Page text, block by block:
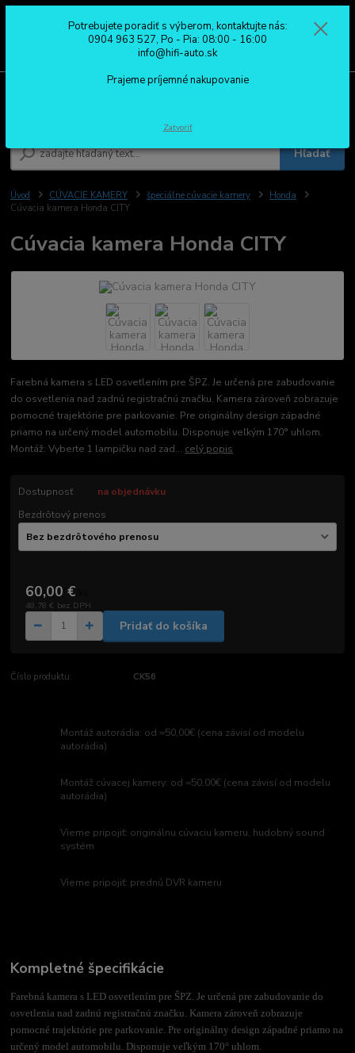
Hľadať
0904 963 527
Po - Pia: 08:00 - 16:00
Úvod CÚVACIE KAMERY špeciálne cúvacie kamery
Honda
Cúvacia kamera Honda CITY
Cúvacia kamera Honda CITY
Farebná kamera s LED osvetlením pre ŠPZ. Je určená pre zabudovanie
do osvetlenia nad zadnú registračnú značku. Kamera zároveň zobrazuje
pomocné trajektórie pre parkovanie. Pre originálny design západné
priamo na určený model automobilu. Disponuje veľkým 170° uhlom.
Montáž: Vyberte 1 lampičku nad zad... celý popis
Dostupnosť
na objednávku
Bezdrôtový prenos
60,00 €
48,78 € bez DPH
Pridať do košíka
Číslo produktu: CK56
Montáž autorádia: od =50,00€ (cena závisí od modelu
autorádia)
Montáž cúvacej kamery: od =50,00€ (cena závisí od modelu
autorádia)
Vieme pripojiť: originálnu cúvaciu kameru, hudobný sound
systém
Vieme pripojiť: prednú DVR kameru
Kompletné špecifikácie
Farebná kamera s LED osvetlením pre ŠPZ. Je určená pre zabudovanie do
osvetlenia nad zadnú registračnú značku. Kamera zároveň zobrazuje
pomocné trajektórie pre parkovanie. Pre originálny design západné priamo na
určený model automobilu. Disponuje veľkým 170° uhlom.
Potrebujete poradiť s výberom, kontaktujte nás:
0904 963 527, Po - Pia: 08:00 - 16:00
info@hifi-auto.sk
Prajeme príjemné nakupovanie
Zatvoriť